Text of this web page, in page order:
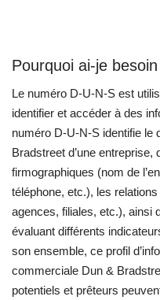
Pourquoi ai-je
Le numéro D-U-N-S est
identifier et accéder à des
numéro D-U-N-S identifie le
Bradstreet d’une
firmographiques (nom de
téléphone, etc.), les
agences, filiales, etc.), ainsi
évaluant différents
son ensemble, ce profil
commerciale Dun &
potentiels et prêteurs